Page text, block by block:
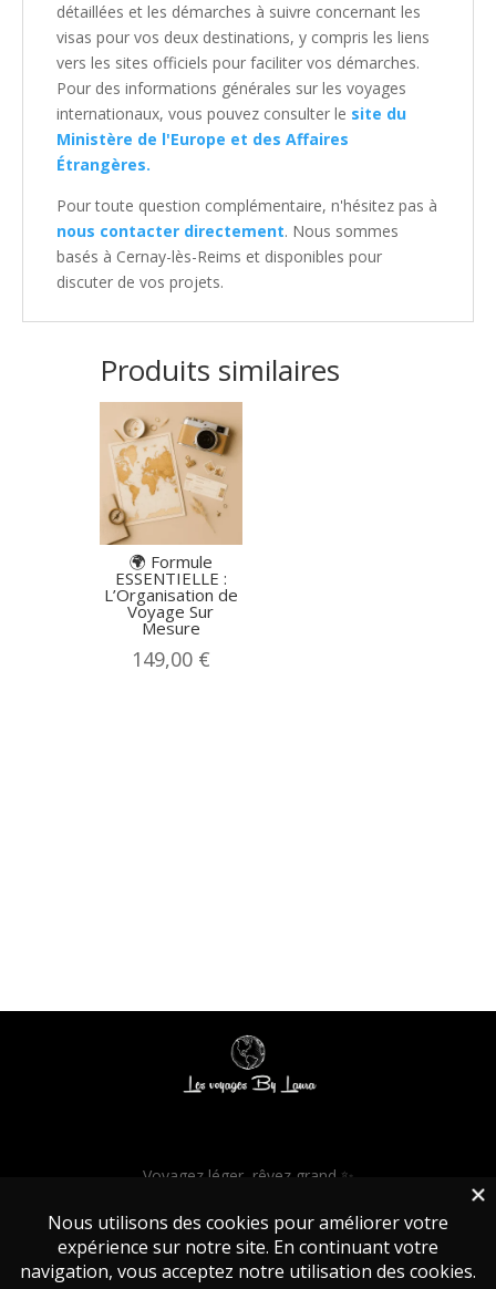
détaillées et les démarches à suivre concernant les
visas pour vos deux destinations, y compris les liens
vers les sites officiels pour faciliter vos démarches.
Pour des informations générales sur les voyages
internationaux, vous pouvez consulter le site du
Ministère de l'Europe et des Affaires
Étrangères.
Pour toute question complémentaire, n'hésitez pas à
nous contacter directement. Nous sommes
basés à Cernay-lès-Reims et disponibles pour
discuter de vos projets.
Produits similaires
🌍 Formule
ESSENTIELLE :
L’Organisation de
Voyage Sur
Mesure
149,00 €
Voyagez léger, rêvez grand ✨